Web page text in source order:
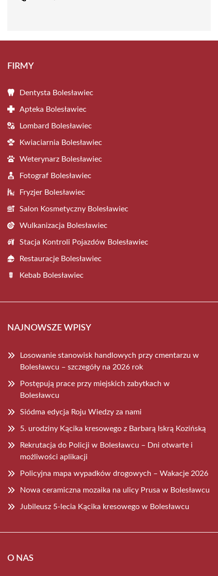
FIRMY
Dentysta Bolesławiec
Apteka Bolesławiec
Lombard Bolesławiec
Kwiaciarnia Bolesławiec
Weterynarz Bolesławiec
Fotograf Bolesławiec
Fryzjer Bolesławiec
Salon Kosmetyczny Bolesławiec
Wulkanizacja Bolesławiec
Stacja Kontroli Pojazdów Bolesławiec
Restauracje Bolesławiec
Kebab Bolesławiec
NAJNOWSZE WPISY
Losowanie stanowisk handlowych przy cmentarzu w
Bolesławcu – szczegóły na 2026 rok
Postępują prace przy miejskich zabytkach w
Bolesławcu
Siódma edycja Roju Wiedzy za nami
5. urodziny Kącika kresowego z Barbarą Iskrą Kozińską
Rekrutacja do Policji w Bolesławcu – Dni otwarte i
możliwości aplikacji
Policyjna mapa wypadków drogowych – Wakacje 2026
Nowa ceramiczna mozaika na ulicy Prusa w Bolesławcu
Jubileusz 5-lecia Kącika kresowego w Bolesławcu
O NAS